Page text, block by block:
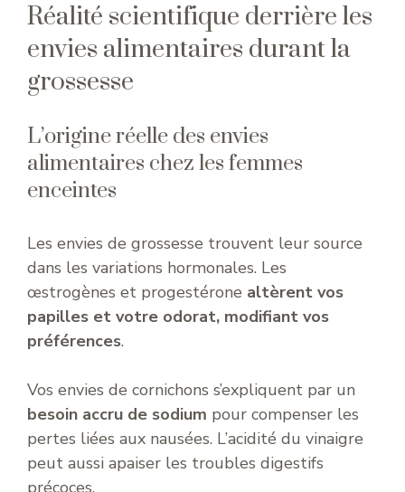
Réalité scientifique derrière les
envies alimentaires durant la
grossesse
L’origine réelle des envies
alimentaires chez les femmes
enceintes
Les envies de grossesse trouvent leur source
dans les variations hormonales. Les
œstrogènes et progestérone altèrent vos
papilles et votre odorat, modifiant vos
préférences.
Vos envies de cornichons s’expliquent par un
besoin accru de sodium pour compenser les
pertes liées aux nausées. L’acidité du vinaigre
peut aussi apaiser les troubles digestifs
précoces.